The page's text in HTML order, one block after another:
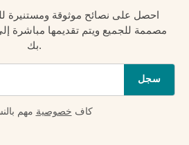
احصل على نصائح موثوقة ومستنيرة
مصممة للجميع ويتم تقديمها مباشرة
بك.
سجل
كاف خصوصية مهم